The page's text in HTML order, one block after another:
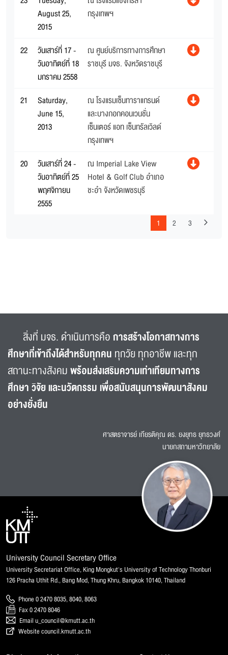
August 25,
2015
กรุงเทพฯ
22
วันเสาร์ที่ 17 -
วันอาทิตย์ที่ 18
มกราคม 2558
ณ ศูนย์บริการทางการศึกษา
ราชบุรี มจธ. จังหวัดราชบุรี
21
Saturday,
June 15,
2013
ณ โรงแรมเซ็นทาราแกรนด์
และบางกอกคอนเวนชั่น
เซ็นเตอร์ แอท เซ็นทรัลเวิลด์
กรุงเทพฯ
20
วันเสาร์ที่ 24 -
วันอาทิตย์ที่ 25
พฤศจิกายน
2555
ณ Imperial Lake View
Hotel & Golf Club อำเภอ
ชะอำ จังหวัดเพชรบุรี
1 2 3
สิ่งที่ มจธ. ดำเนินการคือการสร้างโอกาสทางการ
ศึกษาที่เข้าถึงได้สำหรับทุกคน ทุกวัย ทุกอาชีพ และทุก
สถานะทางสังคมพร้อมส่งเสริมความเท่าเทียมทางการ
ศึกษา วิจัย และนวัตกรรม เพื่อสนับสนุนการพัฒนาสังคม
อย่างยั่งยืน
ศาสตราจารย์ เกียรติคุณ ดร. ยงยุทธ ยุทธวงศ์
นายกสภามหาวิทยาลัย
University Council Secretary Office
University Secretariat Office, King Mongkut's University of Technology Thonburi
126 Pracha Uthit Rd., Bang Mod, Thung Khru, Bangkok 10140, Thailand
Phone 0 2470 8035, 8040, 8063
Fax 0 2470 8046
Email u_council@kmutt.ac.th
Website council.kmutt.ac.th